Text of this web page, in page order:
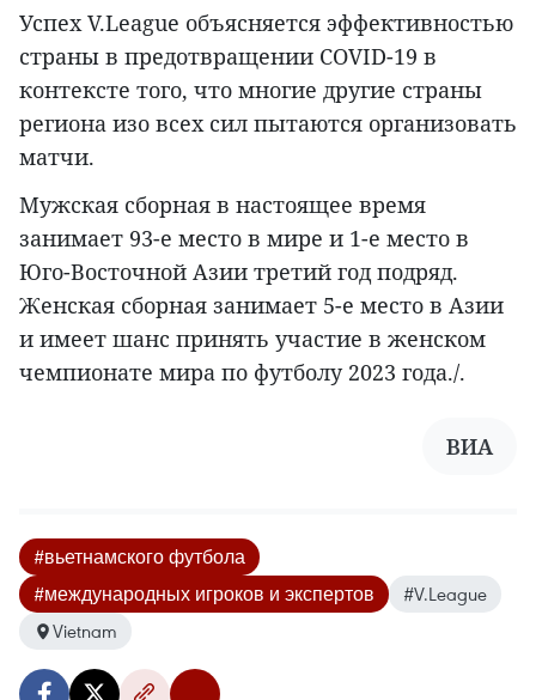
Успех V.League объясняется эффективностью
страны в предотвращении COVID-19 в
контексте того, что многие другие страны
региона изо всех сил пытаются организовать
матчи.
Мужская сборная в настоящее время
занимает 93-е место в мире и 1-е место в
Юго-Восточной Азии третий год подряд.
Женская сборная занимает 5-е место в Азии
и имеет шанс принять участие в женском
чемпионате мира по футболу 2023 года./.
ВИА
#вьетнамского футбола
#международных игроков и экспертов
#V.League
Vietnam